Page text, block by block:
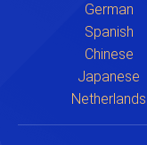
German
Spanish
Chinese
Japanese
Netherlands